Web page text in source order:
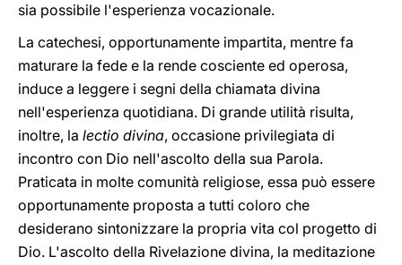
sia possibile l'esperienza vocazionale.
La catechesi, opportunamente impartita, mentre fa
maturare la fede e la rende cosciente ed operosa,
induce a leggere i segni della chiamata divina
nell'esperienza quotidiana. Di grande utilità risulta,
inoltre, la lectio divina, occasione privilegiata di
incontro con Dio nell'ascolto della sua Parola.
Praticata in molte comunità religiose, essa può essere
opportunamente proposta a tutti coloro che
desiderano sintonizzare la propria vita col progetto di
Dio. L'ascolto della Rivelazione divina, la meditazione